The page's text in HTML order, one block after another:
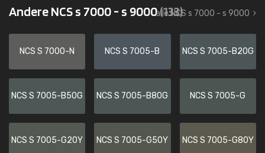
Andere NCS s 7000 - s 9000(133)
alle NCS s 7000 - s 9000
NCS S 7000-N NCS S 7005-B NCS S 7005-B20G
NCS S 7005-B50G NCS S 7005-B80G NCS S 7005-G
NCS S 7005-G20Y NCS S 7005-G50Y NCS S 7005-G80Y